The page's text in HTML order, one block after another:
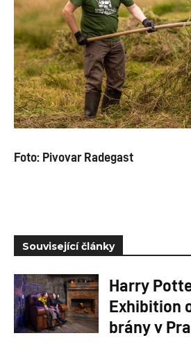
Foto: Pivovar Radegast
Související články
Harry
Exhibition
brány v